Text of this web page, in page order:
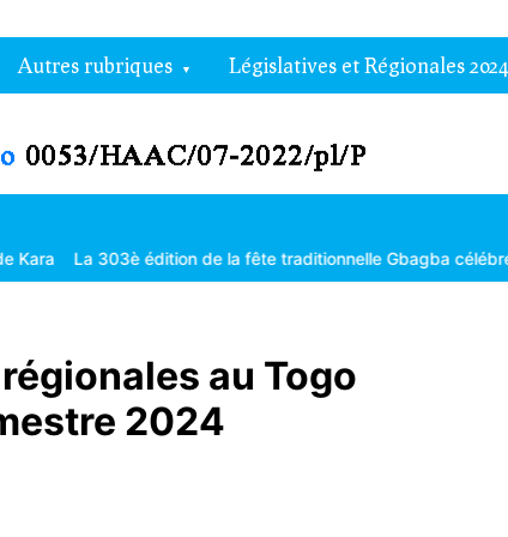
Autres rubriques Législatives et Régionales 2024
303è édition de la fête traditionnelle Gbagba célébrée dans
au Togo
2024